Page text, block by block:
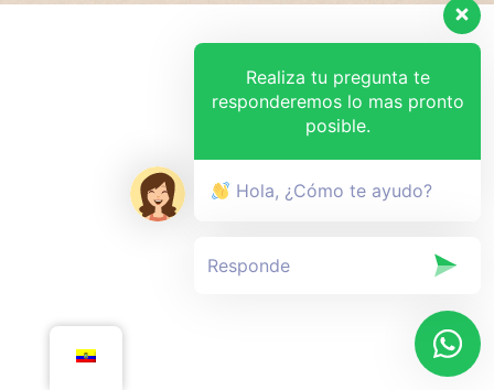
Realiza tu pregunta te
responderemos lo mas pronto
posible.
Hola, ¿Cómo te ayudo?